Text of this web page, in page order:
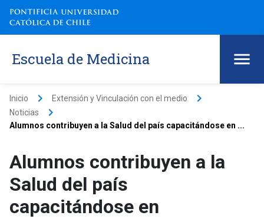
Escuela de Medicina
Inicio keyboard_arrow_right Extensión y Vinculación con el medio keyboard_arrow_right
Noticias keyboard_arrow_right
Alumnos contribuyen a la Salud del país capacitándose en ...
Alumnos contribuyen a la
Salud del país
capacitándose en